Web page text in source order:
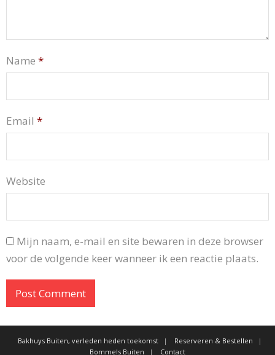
Name *
Email *
Website
Mijn naam, e-mail en site bewaren in deze browser
voor de volgende keer wanneer ik een reactie plaats.
Bakhuys Buiten, verleden heden toekomst
Reserveren & Bestellen
Bommels Buiten
Contact